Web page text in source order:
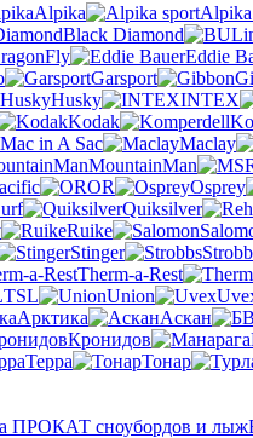
Alpika
Black Diamond
Eddie
Garsport
Husky INTEX
Kodak
Mac in A Sac Maclay
MountainMan
OR Osprey
Quiksilver
Ruike
Stinger
Therm-a-Rest
TSL Union
Арктика Аскан
Кронидов
Терра Тонар
ПРОКАТ сноубордов и лыж